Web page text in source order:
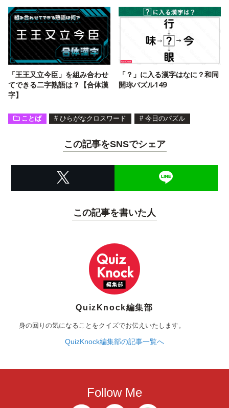
「王王又立今臣」を組み合わせ
てできる二字熟語は？【合体漢
字】
「？」に入る漢字はなに？和同
開珎パズル149
ことば # ひらがなクロスワード # 今日のパズル
この記事をSNSでシェア
この記事を書いた人
QuizKnock編集部
身の回りの気になることをクイズでお伝えいたします。
QuizKnock編集部の記事一覧へ
Follow Me